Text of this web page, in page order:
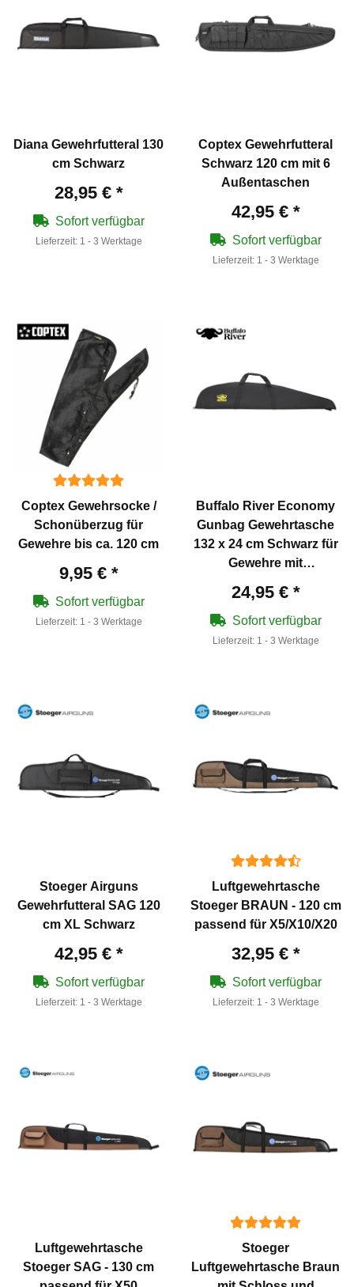
Diana Gewehrfutteral 130
cm Schwarz
28,95 € *
Sofort verfügbar
Lieferzeit: 1 - 3 Werktage
Coptex Gewehrfutteral
Schwarz 120 cm mit 6
Außentaschen
42,95 € *
Sofort verfügbar
Lieferzeit: 1 - 3 Werktage
Coptex Gewehrsocke /
Schonüberzug für
Gewehre bis ca. 120 cm
9,95 € *
Sofort verfügbar
Lieferzeit: 1 - 3 Werktage
Buffalo River Economy
Gunbag Gewehrtasche
132 x 24 cm Schwarz für
Gewehre mit
24,95 € *
Sofort verfügbar
Lieferzeit: 1 - 3 Werktage
Stoeger Airguns
Gewehrfutteral SAG 120
cm XL Schwarz
42,95 € *
Sofort verfügbar
Lieferzeit: 1 - 3 Werktage
Luftgewehrtasche
Stoeger BRAUN - 120 cm
passend für X5/X10/X20
32,95 € *
Sofort verfügbar
Lieferzeit: 1 - 3 Werktage
Luftgewehrtasche
Stoeger SAG - 130 cm
Stoeger
Luftgewehrtasche Braun